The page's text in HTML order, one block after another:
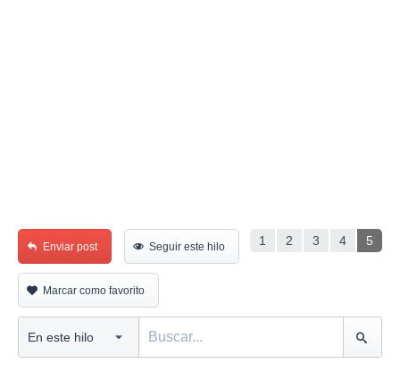
1 2 3 4 5
Enviar post Seguir este hilo
Marcar como favorito